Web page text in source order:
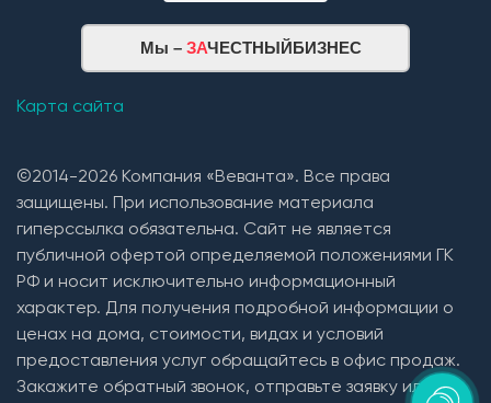
Мы – ЗАЧЕСТНЫЙБИЗНЕС
Карта сайта
©2014-2026 Компания «Веванта». Все права
защищены. При использование материала
гиперссылка обязательна. Сайт не является
публичной офертой определяемой положениями ГК
РФ и носит исключительно информационный
характер. Для получения подробной информации о
ценах на дома, стоимости, видах и условий
предоставления услуг обращайтесь в офис продаж.
Закажите обратный звонок, отправьте заявку или